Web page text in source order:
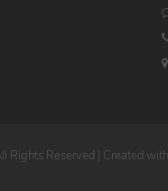
Rights Reserved | Created